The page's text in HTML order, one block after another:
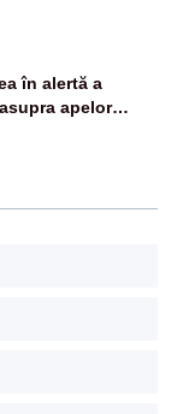
în alertă a
apelor
două F-16